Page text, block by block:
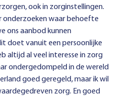
ook in zorginstellingen.
onderzoeken waar behoefte
ons aanbod kunnen
doet vanuit een persoonlijke
altijd al veel interesse in zorg
ondergedompeld in de wereld
goed geregeld, maar ik wil
zorg. En goed